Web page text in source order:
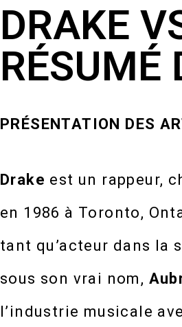
DRAKE
RÉSUMÉ
PRÉSENTATION DES
Drake est un rappeur,
en 1986 à Toronto,
tant qu’acteur dans la
sous son vrai nom,
l’industrie musicale